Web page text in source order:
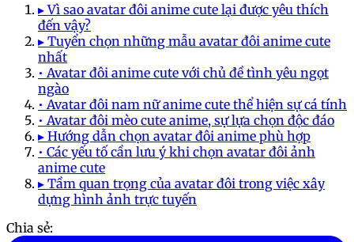
▸ Vì sao avatar đôi anime cute lại được yêu thích
đến vậy?
▸ Tuyển chọn những mẫu avatar đôi anime cute
nhất
• Avatar đôi anime cute với chủ đề tình yêu ngọt
ngào
• Avatar đôi nam nữ anime cute thể hiện sự cá tính
• Avatar đôi mèo cute anime, sự lựa chọn độc đáo
▸ Hướng dẫn chọn avatar đôi anime phù hợp
• Các yếu tố cần lưu ý khi chọn avatar đôi ảnh
anime cute
▸ Tầm quan trọng của avatar đôi trong việc xây
dựng hình ảnh trực tuyến
Chia sẻ: